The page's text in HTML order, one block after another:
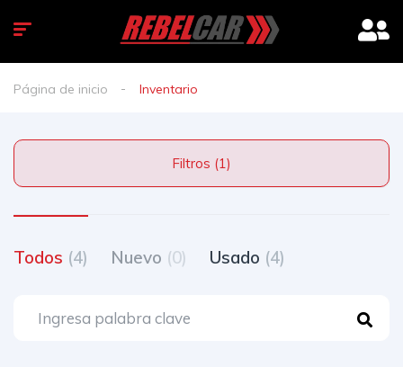
Página de inicio Inventario
Filtros (1)
Todos (4) Nuevo (0) Usado (4)